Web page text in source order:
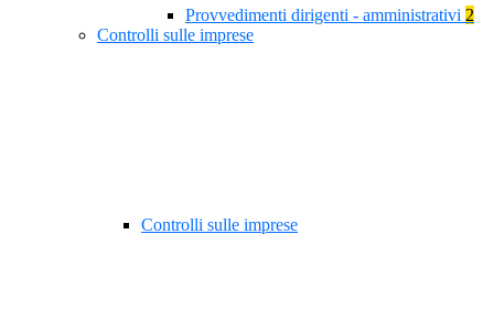
Provvedimenti dirigenti - amministrativi 2
Controlli sulle imprese
Controlli sulle imprese